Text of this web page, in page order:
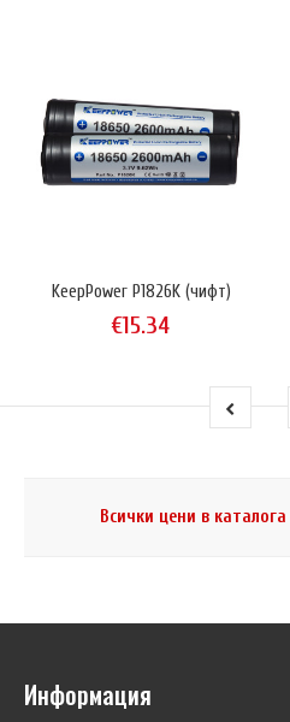
KeepPower P1826K (чифт)
€15.34
Всички цени в
Информация